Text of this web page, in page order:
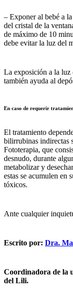
– Exponer al bebé a
del cristal de la
de máximo de 10
debe evitar la luz del
La exposición a la
también ayuda al
En caso de requerir
El tratamiento
bilirrubinas indirectas
Fototerapia, que
desnudo, durante
metabolizar y
estas se acumulen en
tóxicos.
Ante cualquier
Escrito por: Dra.
Coordinadora de la
del Lili.